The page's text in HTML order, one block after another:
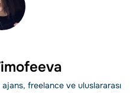
ajans, freelance ve uluslararası